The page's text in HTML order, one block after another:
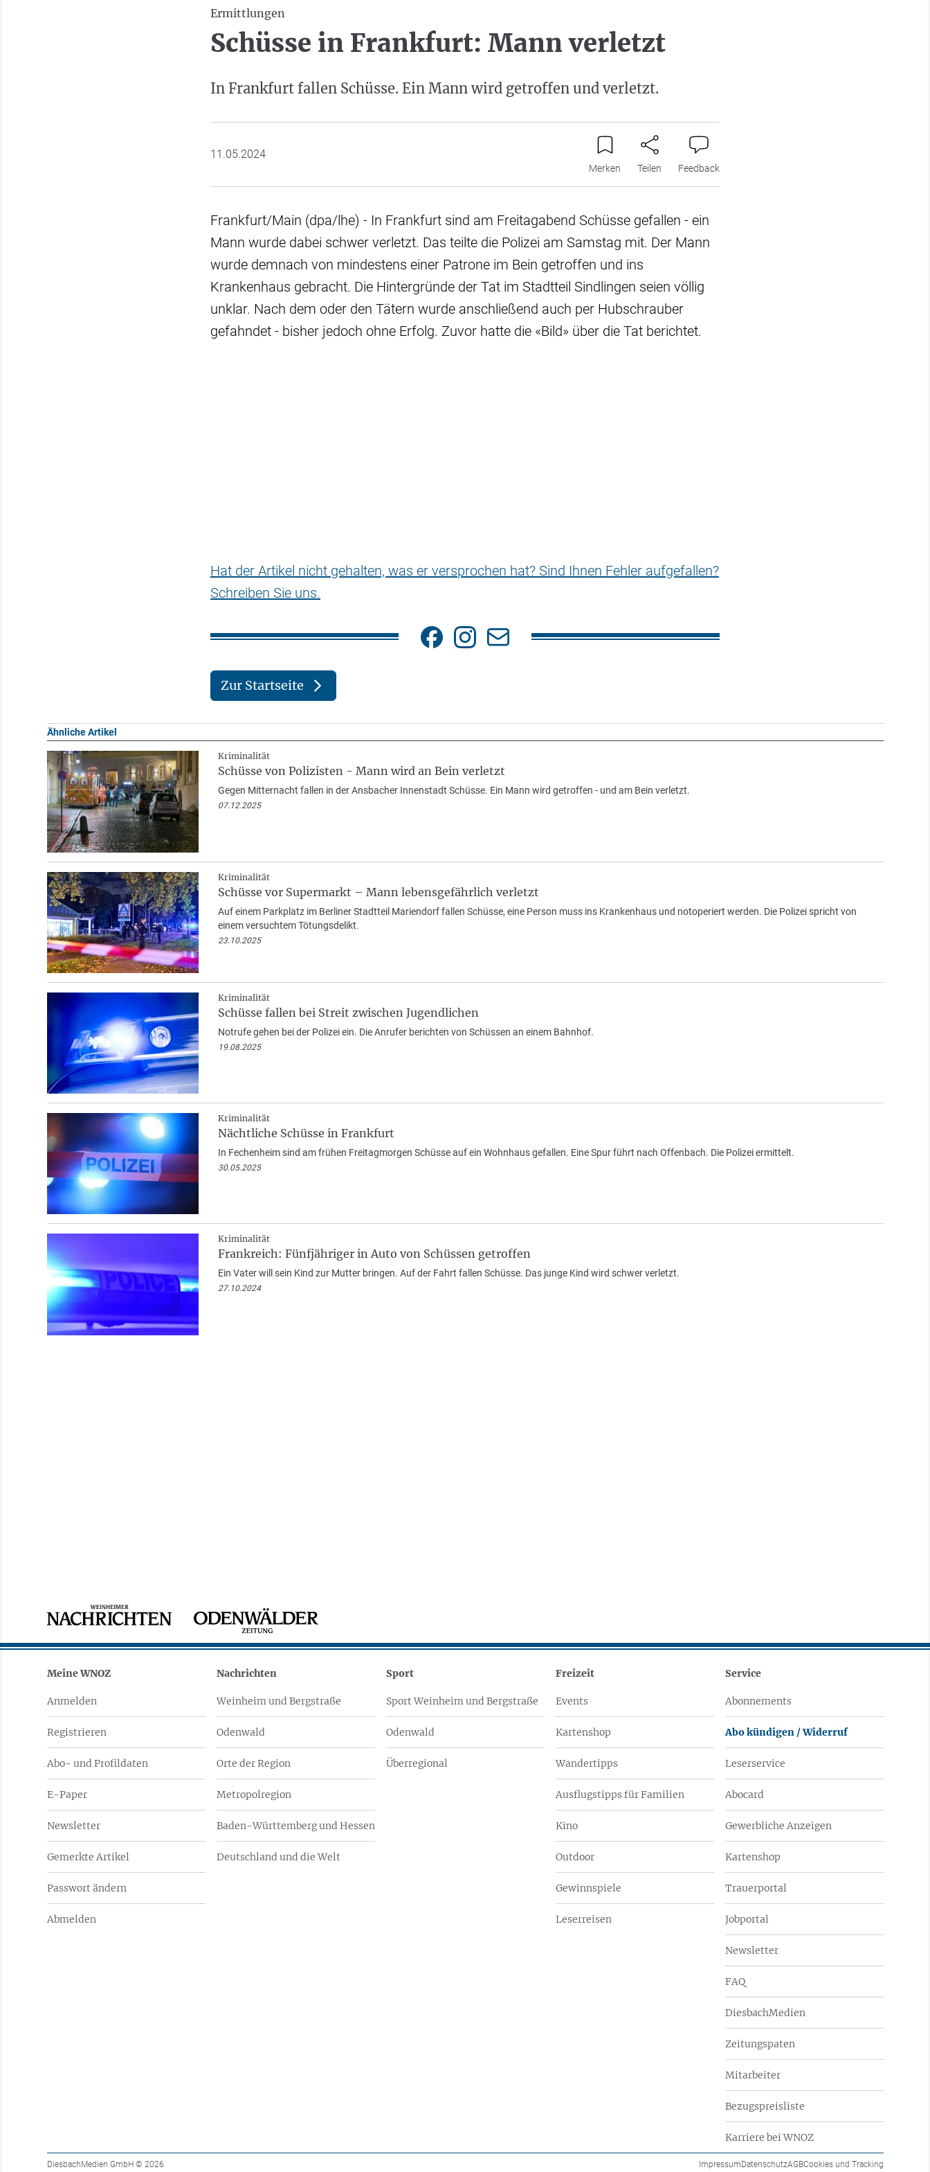
Ermittlungen
Schüsse in Frankfurt: Mann verletzt
In Frankfurt fallen Schüsse. Ein Mann wird getroffen und verletzt.
11.05.2024
Merken Teilen Feedback
Frankfurt/Main (dpa/lhe) - In Frankfurt sind am Freitagabend Schüsse gefallen - ein
Mann wurde dabei schwer verletzt. Das teilte die Polizei am Samstag mit. Der Mann
wurde demnach von mindestens einer Patrone im Bein getroffen und ins
Krankenhaus gebracht. Die Hintergründe der Tat im Stadtteil Sindlingen seien völlig
unklar. Nach dem oder den Tätern wurde anschließend auch per Hubschrauber
gefahndet - bisher jedoch ohne Erfolg. Zuvor hatte die «Bild» über die Tat berichtet.
Hat der Artikel nicht gehalten, was er versprochen hat? Sind Ihnen Fehler aufgefallen?
Schreiben Sie uns.
Zur Startseite
Ähnliche Artikel
Kriminalität
Schüsse von Polizisten - Mann wird an Bein verletzt
Gegen Mitternacht fallen in der Ansbacher Innenstadt Schüsse. Ein Mann wird getroffen - und am Bein verletzt.
07.12.2025
Kriminalität
Schüsse vor Supermarkt – Mann lebensgefährlich verletzt
Auf einem Parkplatz im Berliner Stadtteil Mariendorf fallen Schüsse, eine Person muss ins Krankenhaus und notoperiert werden. Die Polizei spricht von
einem versuchtem Tötungsdelikt.
23.10.2025
Kriminalität
Schüsse fallen bei Streit zwischen Jugendlichen
Notrufe gehen bei der Polizei ein. Die Anrufer berichten von Schüssen an einem Bahnhof.
19.08.2025
Kriminalität
Nächtliche Schüsse in Frankfurt
In Fechenheim sind am frühen Freitagmorgen Schüsse auf ein Wohnhaus gefallen. Eine Spur führt nach Offenbach. Die Polizei ermittelt.
30.05.2025
Kriminalität
Frankreich: Fünfjähriger in Auto von Schüssen getroffen
Ein Vater will sein Kind zur Mutter bringen. Auf der Fahrt fallen Schüsse. Das junge Kind wird schwer verletzt.
27.10.2024
Meine WNOZ
Anmelden
Registrieren
Abo- und Profildaten
E-Paper
Newsletter
Gemerkte Artikel
Passwort ändern
Abmelden
Nachrichten
Weinheim und Bergstraße
Odenwald
Orte der Region
Metropolregion
Baden-Württemberg und Hessen
Deutschland und die Welt
Sport
Sport Weinheim und Bergstraße
Odenwald
Überregional
Freizeit
Events
Kartenshop
Wandertipps
Ausflugstipps für Familien
Kino
Outdoor
Gewinnspiele
Leserreisen
Service
Abonnements
Abo kündigen / Widerruf
Leserservice
Abocard
Gewerbliche Anzeigen
Kartenshop
Trauerportal
Jobportal
Newsletter
FAQ
DiesbachMedien
Zeitungspaten
Mitarbeiter
Bezugspreisliste
Karriere bei WNOZ
DiesbachMedien GmbH © 2026 ImpressumDatenschutzAGBCookies und Tracking